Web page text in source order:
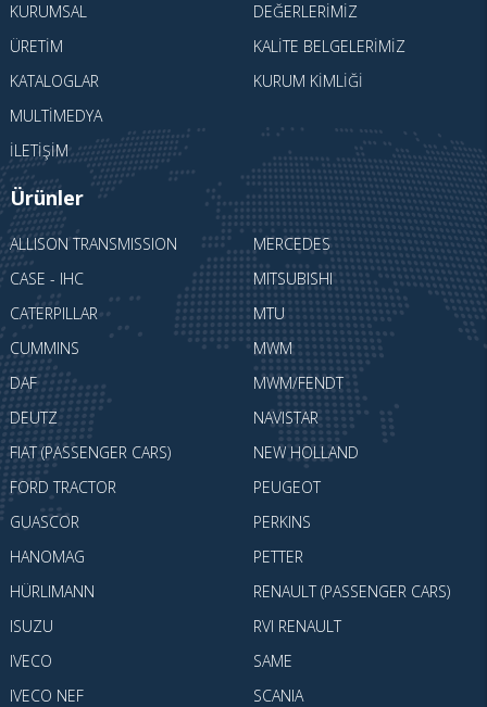
KURUMSAL
ÜRETIM
KATALOGLAR
MULTIMEDYA
İLETIŞIM
DEĞERLERIMIZ
KALITE BELGELERIMIZ
KURUM KIMLIĞI
Ürünler
ALLISON TRANSMISSION
CASE - IHC
CATERPILLAR
CUMMINS
DAF
DEUTZ
FIAT (PASSENGER CARS)
FORD TRACTOR
GUASCOR
HANOMAG
HÜRLIMANN
ISUZU
IVECO
IVECO NEF
MERCEDES
MITSUBISHI
MTU
MWM
MWM/FENDT
NAVISTAR
NEW HOLLAND
PEUGEOT
PERKINS
PETTER
RENAULT (PASSENGER CARS)
RVI RENAULT
SAME
SCANIA